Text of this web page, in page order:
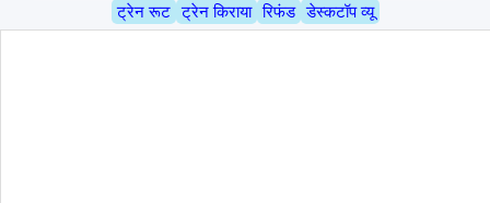
ट्रेन रूट ट्रेन किराया रिफंड डेस्कटॉप व्यू